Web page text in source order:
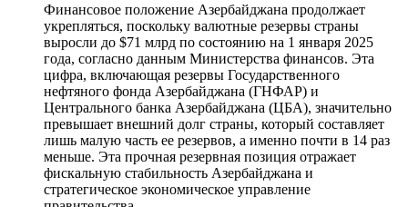
Финансовое положение Азербайджана продолжает
укрепляться, поскольку валютные резервы страны
выросли до $71 млрд по состоянию на 1 января 2025
года, согласно данным Министерства финансов. Эта
цифра, включающая резервы Государственного
нефтяного фонда Азербайджана (ГНФАР) и
Центрального банка Азербайджана (ЦБА), значительно
превышает внешний долг страны, который составляет
лишь малую часть ее резервов, а именно почти в 14 раз
меньше. Эта прочная резервная позиция отражает
фискальную стабильность Азербайджана и
стратегическое экономическое управление